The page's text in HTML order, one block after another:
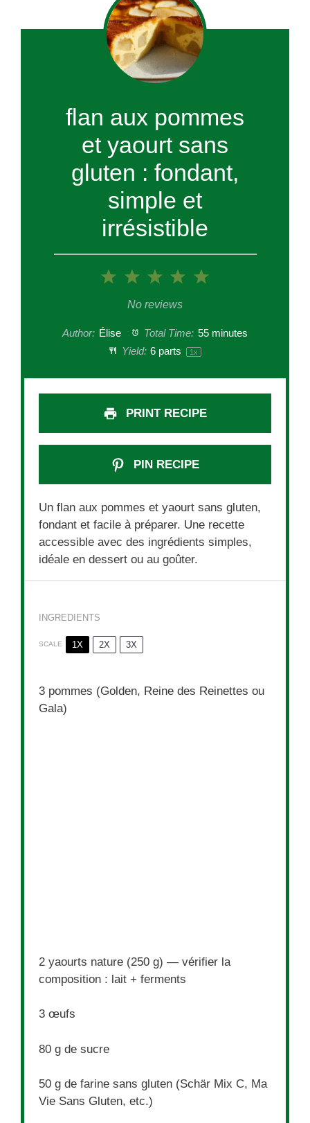
flan aux pommes
et yaourt sans
gluten : fondant,
simple et
irrésistible
5
4
3
Stars
2
Stars
1
Star
No reviews
Author: Élise Total Time: 55 minutes
Yield: 6 parts 1x
PRINT RECIPE
PIN RECIPE
Un flan aux pommes et yaourt sans gluten,
fondant et facile à préparer. Une recette
accessible avec des ingrédients simples,
idéale en dessert ou au goûter.
INGREDIENTS
SCALE 1X 2X 3X
3 pommes (Golden, Reine des Reinettes ou
Gala)
2 yaourts nature (250 g) — vérifier la
composition : lait + ferments
3 œufs
80 g de sucre
50 g de farine sans gluten (Schär Mix C, Ma
Vie Sans Gluten, etc.)